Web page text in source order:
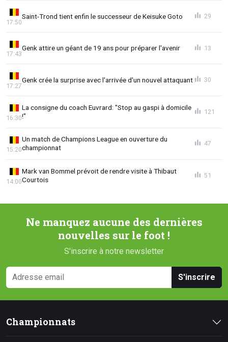
Saint-Trond tient enfin le successeur de Keisuke Goto
17:50
29
Genk attire un géant de 19 ans pour préparer l'avenir
17:43
13
Genk crée la surprise avec l'arrivée d'un nouvel attaquant
17:27
30
La consigne du coach Euvrard: "Stop au gaspi à domicile
!"
16:30
121
Un match de Champions League en ouverture du
championnat
15:20
47
Mark van Bommel prévoit de rendre visite à Thibaut
Courtois
14:00
51
Ne manquez aucune des dernières
nouvelles sur le foot !
S'inscrire à notre newsletter
S'inscrire
Championnats